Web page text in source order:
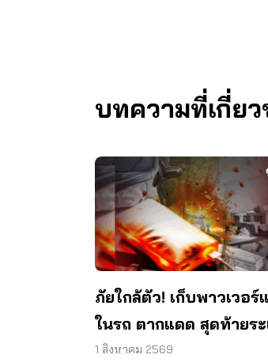
บทความที่เกี่ยว
ภัยใกล้ตัว! เก็บพาวเวอร์
ในรถ ตากแดด สุดท้ายระ
1 สิงหาคม 2569